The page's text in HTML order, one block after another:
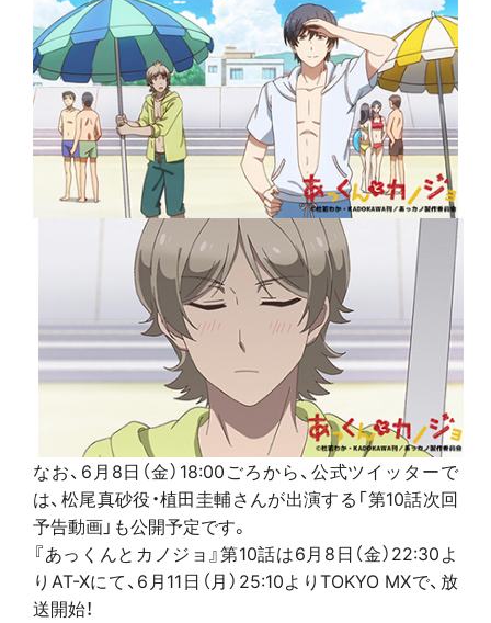
なお、6月8日（金）18:00ごろから、公式ツイッターで
は、松尾真砂役・植田圭輔さんが出演する「第10話次回
予告動画」も公開予定です。
『あっくんとカノジョ』第10話は6月8日（金）22:30よ
りAT-Xにて、6月11日（月）25:10よりTOKYO MXで、放
送開始！